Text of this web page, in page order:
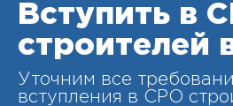
Вступить в
строителей
Уточним все
вступления в СРО